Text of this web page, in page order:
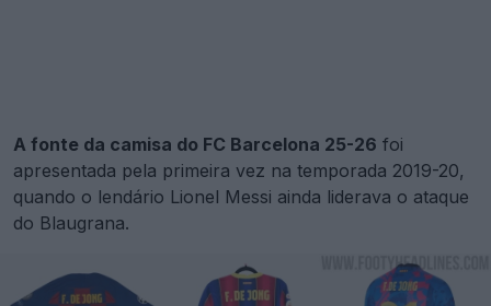
A fonte da camisa do FC Barcelona 25-26 foi
apresentada pela primeira vez na temporada 2019-20,
quando o lendário Lionel Messi ainda liderava o ataque
do Blaugrana.